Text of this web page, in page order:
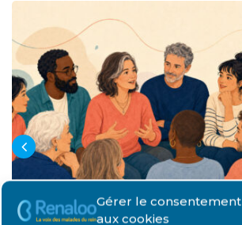
Gérer le consentement
aux cookies